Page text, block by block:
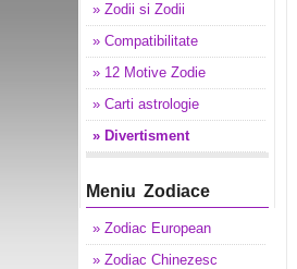
» Zodii si Zodii
» Compatibilitate
» 12 Motive Zodie
» Carti astrologie
» Divertisment
Meniu Zodiace
» Zodiac European
» Zodiac Chinezesc